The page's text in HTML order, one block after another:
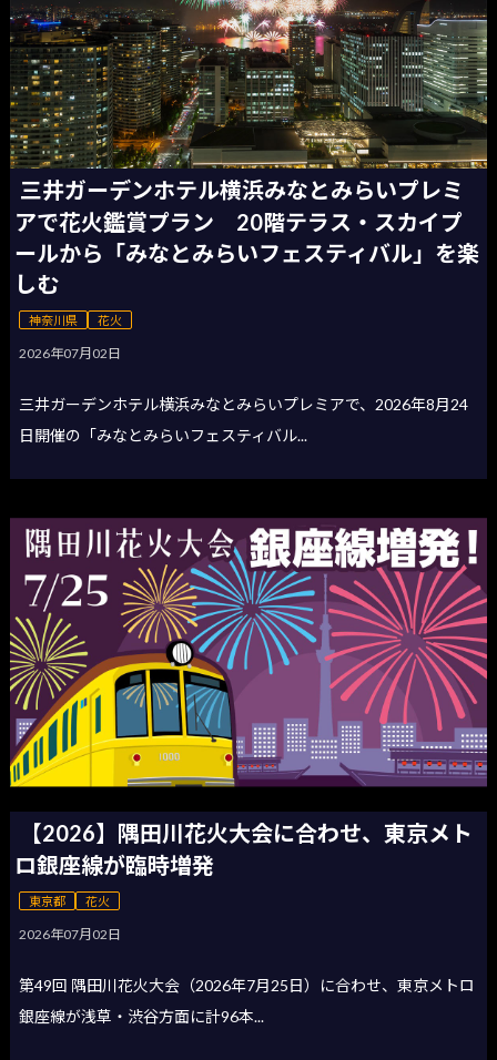
三井ガーデンホテル横浜みなとみらいプレミ
アで花火鑑賞プラン 20階テラス・スカイプ
ールから「みなとみらいフェスティバル」を楽
しむ
神奈川県 花火
2026年07月02日
三井ガーデンホテル横浜みなとみらいプレミアで、2026年8月24
日開催の「みなとみらいフェスティバル...
【2026】隅田川花火大会に合わせ、東京メト
ロ銀座線が臨時増発
東京都 花火
2026年07月02日
第49回 隅田川花火大会（2026年7月25日）に合わせ、東京メトロ
銀座線が浅草・渋谷方面に計96本...